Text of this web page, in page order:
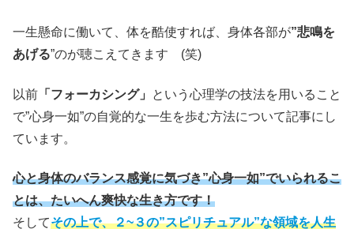
一生懸命に働いて、体を酷使すれば、身体各部が”悲鳴を
あげる”のが聴こえてきます (笑)
以前 「フォーカシング」
という心理学の技法を用いること
で”心身一如”の自覚的な一生を歩む方法について記事にし
ています。
心と身体のバランス感覚に気づき”心身一如”でいられるこ
とは、たいへん爽快な生き方です！
そしてその上で、２~３の”スピリチュアル”な領域を人生